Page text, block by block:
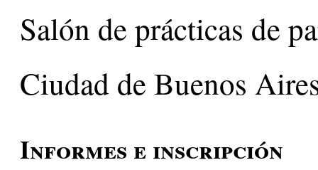
Salón de prácticas de
Ciudad de Buenos
Informes e inscripción